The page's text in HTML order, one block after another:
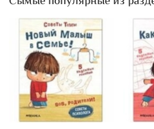
любознательных читателей.
воды, чтобы страницы не